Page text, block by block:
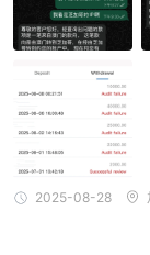
2025-08-28